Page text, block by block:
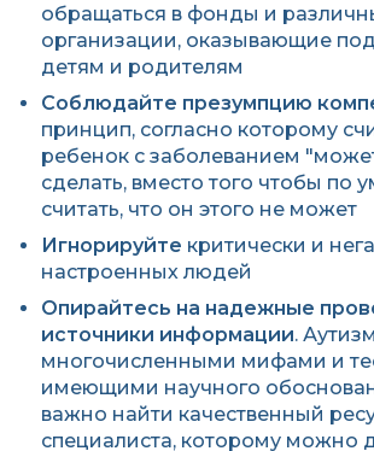
обращаться в фонды и
организации, оказывающие
детям и родителям
Соблюдайте презумпцию
принцип, согласно которому
ребенок с заболеванием
сделать, вместо того чтобы по
считать, что он этого не может
Игнорируйте критически и
настроенных людей
Опирайтесь на надежные
источники информации.
многочисленными мифами и
имеющими научного
важно найти качественный
специалиста, которому можно